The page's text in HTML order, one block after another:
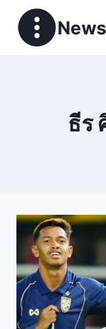
ธีร